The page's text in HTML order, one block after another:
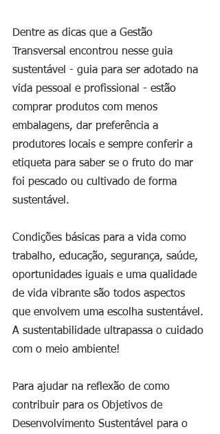
Dentre as dicas que a Gestão
Transversal encontrou nesse guia
sustentável - guia para ser adotado na
vida pessoal e profissional - estão
comprar produtos com menos
embalagens, dar preferência a
produtores locais e sempre conferir a
etiqueta para saber se o fruto do mar
foi pescado ou cultivado de forma
sustentável.
Condições básicas para a vida como
trabalho, educação, segurança, saúde,
oportunidades iguais e uma qualidade
de vida vibrante são todos aspectos
que envolvem uma escolha sustentável.
A sustentabilidade ultrapassa o cuidado
com o meio ambiente!
Para ajudar na reflexão de como
contribuir para os Objetivos de
Desenvolvimento Sustentável para o